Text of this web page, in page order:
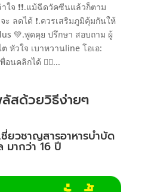
จ ❗❗.แม้ฉีดวัคซีนแล้วก็ตาม
ลดได้ ❗.ควรเสริมภูมิคุ้มกันให้
💚.พูดคุย ปรึกษา สอบถาม ผู้
หัวใจ เบาหวานline โอเอ:
นคลิกได้ 👇🏻...
สด้วยวิธีง่ายๆ
วชาญสารอาหารบำบัด
มากว่า 16 ปี